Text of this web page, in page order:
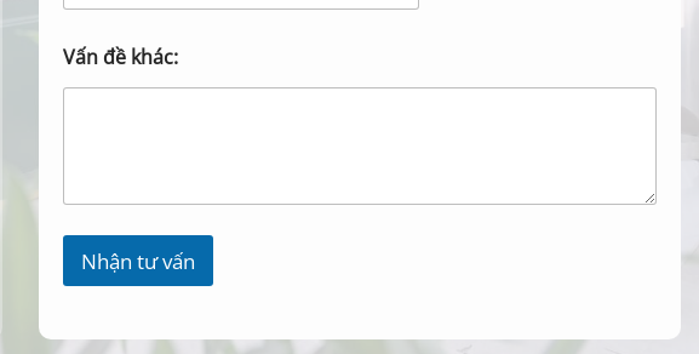
Vấn đề khác:
Nhận tư vấn